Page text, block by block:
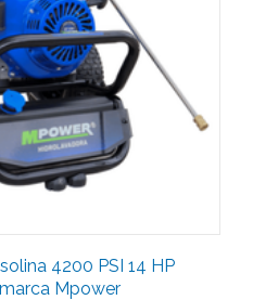
4200 PSI 14 HP
Mpower